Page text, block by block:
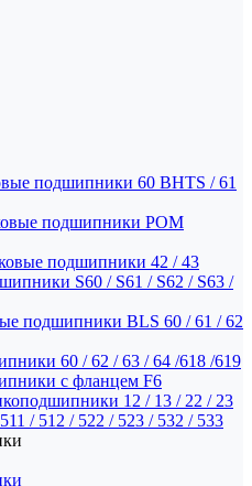
подшипники 60 BHTS / 61
подшипники POM
подшипники 42 / 43
S60 / S61 / S62 / S63 /
подшипники BLS 60 / 61 / 62
60 / 62 / 63 / 64 /618 /619
с фланцем F6
12 / 13 / 22 / 23
/ 512 / 522 / 523 / 532 / 533